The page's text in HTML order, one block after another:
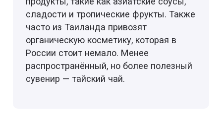
сладости и тропические фрукты. Также
часто из Таиланда привозят
органическую косметику, которая в
России стоит немало. Менее
распространённый, но более полезный
сувенир — тайский чай.